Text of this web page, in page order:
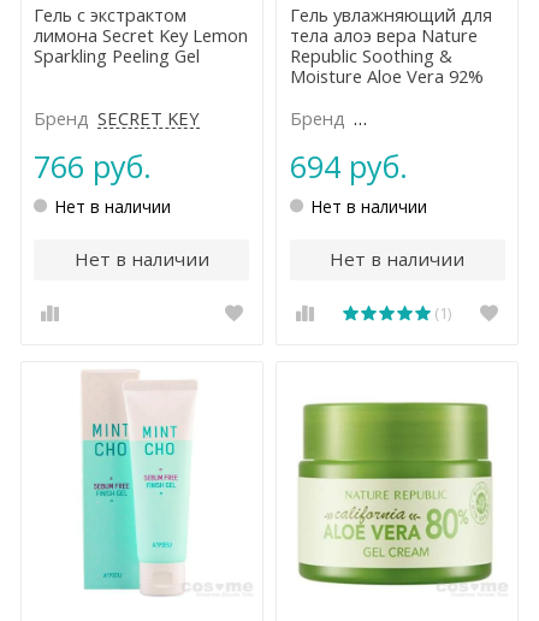
Гель с экстрактом
лимона Secret Key Lemon
Sparkling Peeling Gel
Бренд SEСRET KEY
766 руб.
Нет в наличии
Нет в наличии
Гель увлажняющий для
тела алоэ вера Nature
Republic Soothing &
Moisture Aloe Vera 92%
Бренд NATURE REPUBLIC
694 руб.
Нет в наличии
Нет в наличии
(1)